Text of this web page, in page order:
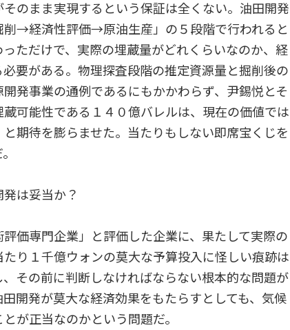
のまま実現するという保証は全くない。油田開発
→経済性評価→原油生産」の５段階で行われると
ただけで、実際の埋蔵量がどれくらいなのか、経
要がある。物理探査段階の推定資源量と掘削後の
発事業の通例であるにもかかわらず、尹錫悦とそ
可能性である１４０億バレルは、現在の価値では
期待を膨らませた。当たりもしない即席宝くじを
は妥当か？
価専門企業」と評価した企業に、果たして実際の
り１千億ウォンの莫大な予算投入に怪しい痕跡は
その前に判断しなければならない根本的な問題が
開発が莫大な経済効果をもたらすとしても、気候
が正当なのかという問題だ。